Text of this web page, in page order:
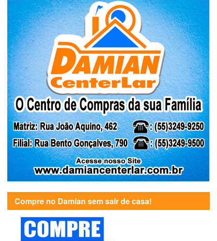
Compre no Damian sem sair de casa!